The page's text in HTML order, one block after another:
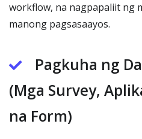
workflow, na nagpapaliit ng
manong pagsasaayos.
Pagkuha ng
(Mga Survey,
na Form)